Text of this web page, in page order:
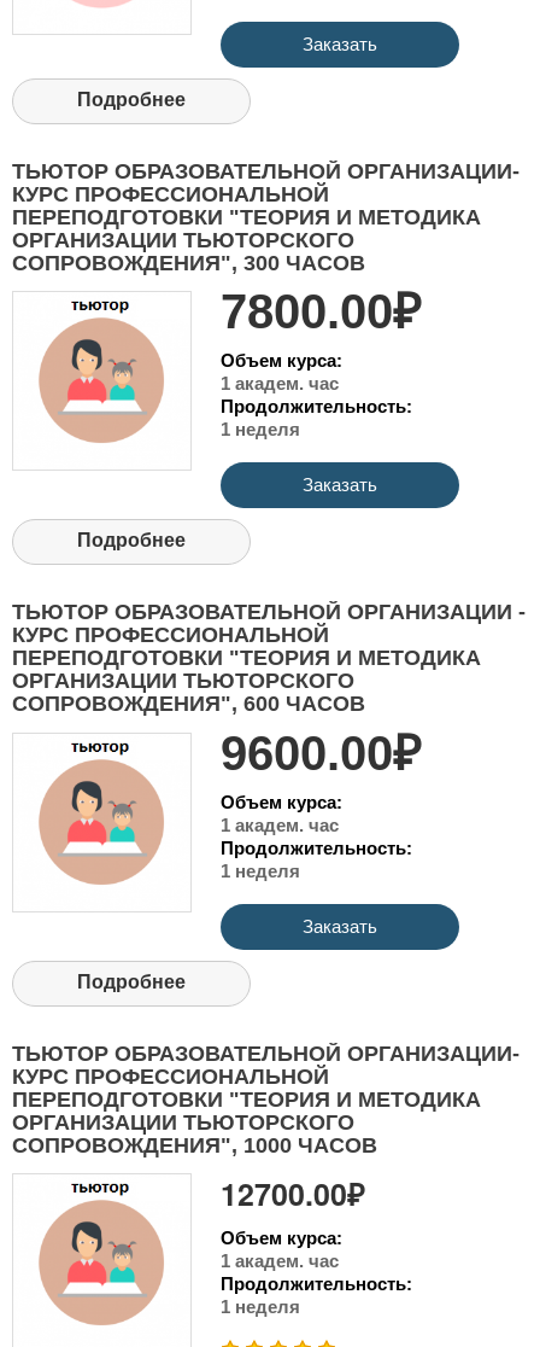
Заказать
Подробнее
ТЬЮТОР ОБРАЗОВАТЕЛЬНОЙ ОРГАНИЗАЦИИ-
КУРС ПРОФЕССИОНАЛЬНОЙ
ПЕРЕПОДГОТОВКИ "ТЕОРИЯ И МЕТОДИКА
ОРГАНИЗАЦИИ ТЬЮТОРСКОГО
СОПРОВОЖДЕНИЯ", 300 ЧАСОВ
7800.00₽
Объем курса:
1 академ. час
Продолжительность:
1 неделя
Заказать
Подробнее
ТЬЮТОР ОБРАЗОВАТЕЛЬНОЙ ОРГАНИЗАЦИИ -
КУРС ПРОФЕССИОНАЛЬНОЙ
ПЕРЕПОДГОТОВКИ "ТЕОРИЯ И МЕТОДИКА
ОРГАНИЗАЦИИ ТЬЮТОРСКОГО
СОПРОВОЖДЕНИЯ", 600 ЧАСОВ
9600.00₽
Объем курса:
1 академ. час
Продолжительность:
1 неделя
Заказать
Подробнее
ТЬЮТОР ОБРАЗОВАТЕЛЬНОЙ ОРГАНИЗАЦИИ-
КУРС ПРОФЕССИОНАЛЬНОЙ
ПЕРЕПОДГОТОВКИ "ТЕОРИЯ И МЕТОДИКА
ОРГАНИЗАЦИИ ТЬЮТОРСКОГО
СОПРОВОЖДЕНИЯ", 1000 ЧАСОВ
12700.00₽
Объем курса:
1 академ. час
Продолжительность:
1 неделя